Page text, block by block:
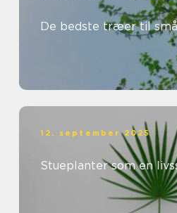
De bedste træer til
12. september 2025
Stueplanter som en